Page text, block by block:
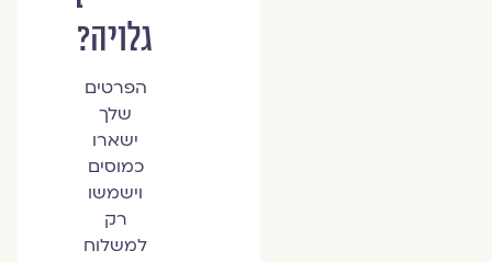
גלויה?
הפרטים
שלך
ישארו
כמוסים
וישמשו
רק
למשלוח